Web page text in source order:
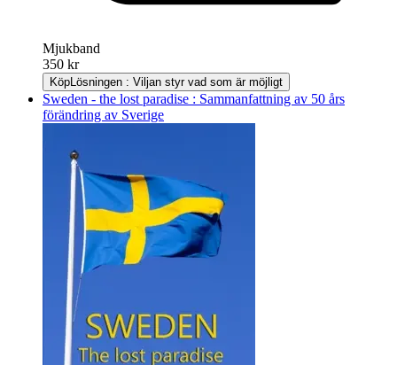
Mjukband
350 kr
KöpLösningen : Viljan styr vad som är möjligt
Sweden - the lost paradise : Sammanfattning av 50 års
förändring av Sverige